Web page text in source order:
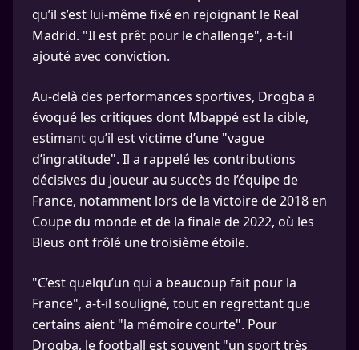
qu’il s’est lui-même fixé en rejoignant le Real
Madrid. "Il est prêt pour le challenge", a-t-il
ajouté avec conviction.
Au-delà des performances sportives, Drogba a
évoqué les critiques dont Mbappé est la cible,
estimant qu’il est victime d’une "vague
d’ingratitude". Il a rappelé les contributions
décisives du joueur au succès de l’équipe de
France, notamment lors de la victoire de 2018 en
Coupe du monde et de la finale de 2022, où les
Bleus ont frôlé une troisième étoile.
"C’est quelqu’un qui a beaucoup fait pour la
France", a-t-il souligné, tout en regrettant que
certains aient "la mémoire courte". Pour
Drogba, le football est souvent "un sport très